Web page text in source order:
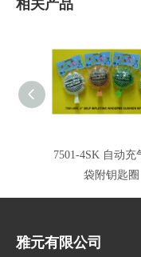
相关产品
7501-4SK 自动充
袋附钥匙圈
雅元有限公司